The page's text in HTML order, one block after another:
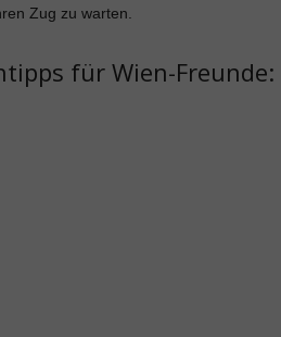
Zug zu warten.
für Wien-Freunde: